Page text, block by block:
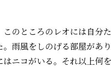
のところのレオには自分
雨風をしのげる部屋があ
ニコがいる。それ以上何